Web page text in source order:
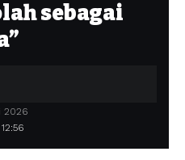
sebagai
2026